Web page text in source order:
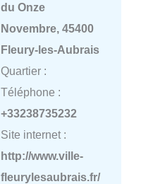
du Onze
Novembre, 45400
Fleury-les-Aubrais
Quartier :
Téléphone :
+33238735232
Site internet :
http://www.ville-
fleurylesaubrais.fr/